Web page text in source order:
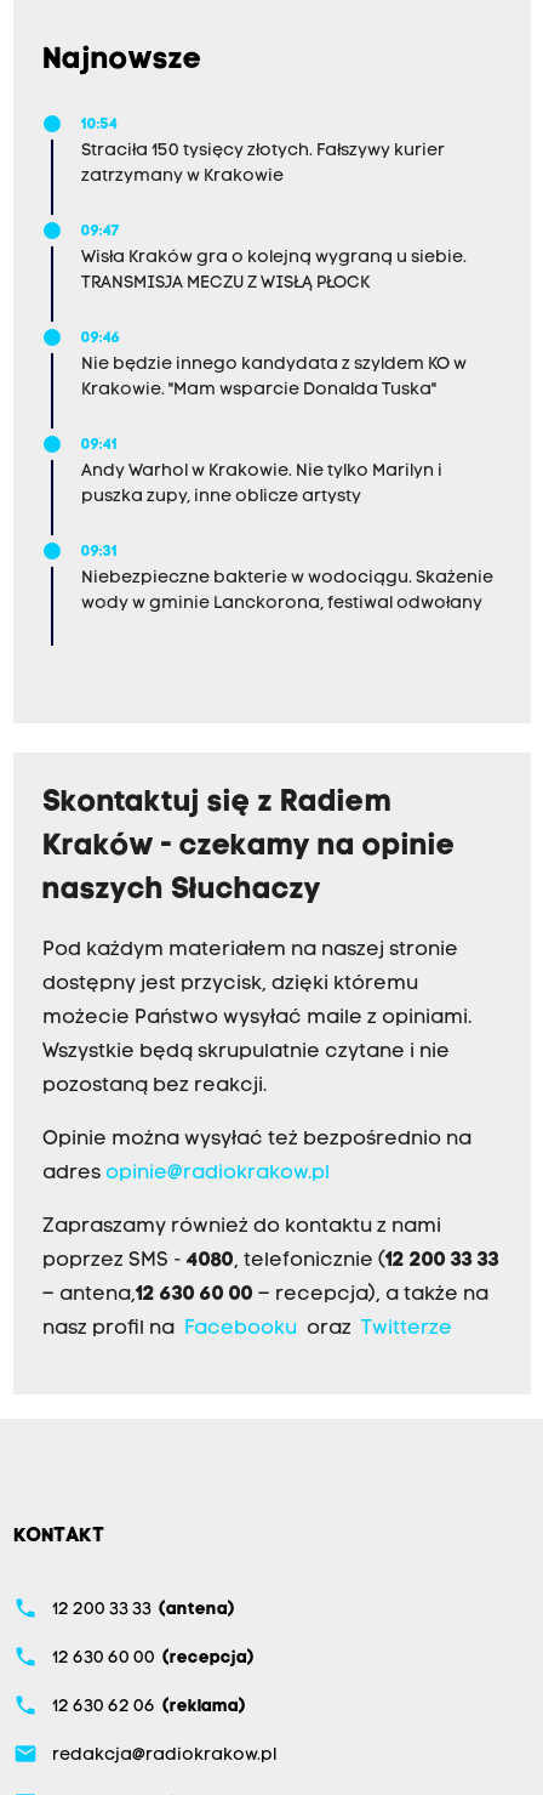
Najnowsze
10:54
Straciła 150 tysięcy złotych. Fałszywy kurier
zatrzymany w Krakowie
09:47
Wisła Kraków gra o kolejną wygraną u siebie.
TRANSMISJA MECZU Z WISŁĄ PŁOCK
09:46
Nie będzie innego kandydata z szyldem KO w
Krakowie. "Mam wsparcie Donalda Tuska"
09:41
Andy Warhol w Krakowie. Nie tylko Marilyn i
puszka zupy, inne oblicze artysty
09:31
Niebezpieczne bakterie w wodociągu. Skażenie
wody w gminie Lanckorona, festiwal odwołany
Skontaktuj się z Radiem
Kraków - czekamy na opinie
naszych Słuchaczy
Pod każdym materiałem na naszej stronie
dostępny jest przycisk, dzięki któremu
możecie Państwo wysyłać maile z opiniami.
Wszystkie będą skrupulatnie czytane i nie
pozostaną bez reakcji.
Opinie można wysyłać też bezpośrednio na
adres opinie@radiokrakow.pl
Zapraszamy również do kontaktu z nami
poprzez SMS - 4080, telefonicznie (12 200 33 33
– antena,12 630 60 00 – recepcja), a także na
nasz profil na
Facebookuoraz Twitterze
KONTAKT
phone 12 200 33 33 (antena)
phone 12 630 60 00 (recepcja)
phone 12 630 62 06 (reklama)
email redakcja@radiokrakow.pl